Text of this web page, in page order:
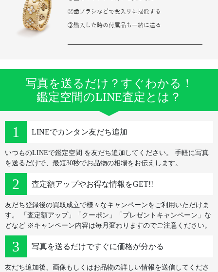
②歯ブラシなどで念入りに掃除する
③購入した時の付属品も一緒に送る
写真を送るだけ？すぐわかる！
鑑定空間のLINE査定とは？
LINEでカンタン友だち追加
いつものLINEで鑑定空間 を友だち追加してください。
手軽に写真
を送るだけで、最短30秒でお品物の相場をお伝えします。
査定額アップやお得な情報をGET!!
友だち登録後の買取成立で様々なキャンペーンをご利用いただけま
す。
「査定額アップ」「クーポン」「プレゼントキャンペーン」な
どなど ※キャンペーン内容は毎月変わりますのでご注意ください。
写真を送るだけですぐに価格が分かる
友だち追加後、画像もしくはお品物の詳しい情報を送信してくださ